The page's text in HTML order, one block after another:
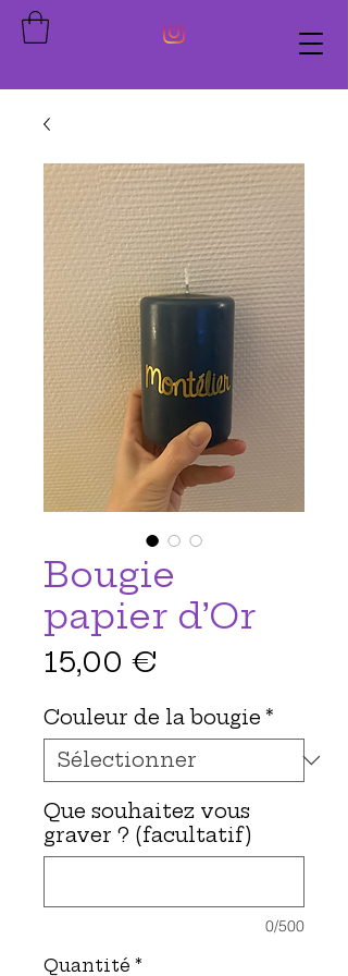
Bougie
papier d’Or
15,00 €
Couleur de la bougie *
Que souhaitez vous
graver ? (facultatif)
0/500
Quantité *